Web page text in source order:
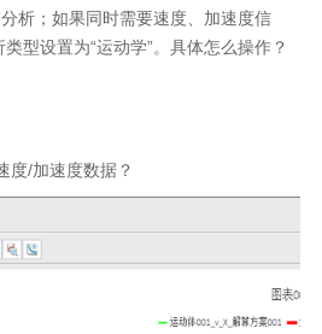
析；如果同时需要速度、加速度信
型设置为“运动学”。具体怎么操作？
度/加速度数据？